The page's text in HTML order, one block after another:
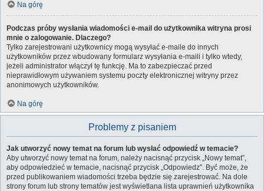
Na górę
Podczas próby wysłania wiadomości e-mail do użytkownika witryna prosi
mnie o zalogowanie. Dlaczego?
Tylko zarejestrowani użytkownicy mogą wysyłać e-maile do innych
użytkowników przez wbudowany formularz wysyłania e-maili i tylko wtedy,
jeżeli administrator włączył tę funkcję. Ma to zabezpieczać przed
nieprawidłowym używaniem systemu poczty elektronicznej witryny przez
anonimowych użytkowników.
Na górę
Problemy z pisaniem
Jak utworzyć nowy temat na forum lub wysłać odpowiedź w temacie?
Aby utworzyć nowy temat na forum, należy nacisnąć przycisk „Nowy temat”,
aby odpowiedzieć w temacie, nacisnąć przycisk „Odpowiedz”. Być może, że
przed publikowaniem wiadomości trzeba będzie się zarejestrować. Na dole
strony forum lub strony tematów jest wyświetlana lista uprawnień użytkownika